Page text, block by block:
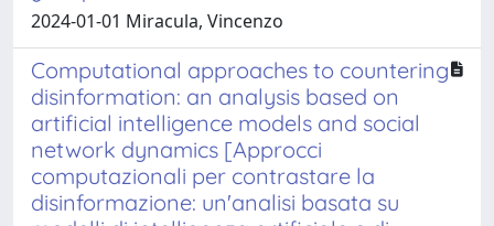
2024-01-01 Miracula, Vincenzo
Computational approaches to countering
disinformation: an analysis based on
artificial intelligence models and social
network dynamics [Approcci
computazionali per contrastare la
disinformazione: un'analisi basata su